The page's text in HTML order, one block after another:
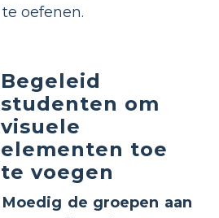
te oefenen.
Begeleid
studenten om
visuele
elementen toe
te voegen
Moedig de groepen aan